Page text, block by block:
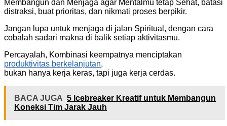
Membangun dan Menjaga agar Mentalmu tetap Sehat, batasi
distraksi, buat prioritas, dan nikmati proses berpikir.
Jangan lupa untuk menjaga di jalan Spiritual, dengan cara
cobalah sadari makna di balik setiap aktivitasmu.
Percayalah, Kombinasi keempatnya menciptakan
produktivitas berkelanjutan,
bukan hanya kerja keras, tapi juga kerja cerdas.
BACA JUGA 5 Icebreaker Kreatif untuk Membangun
Koneksi Tim Jarak Jauh